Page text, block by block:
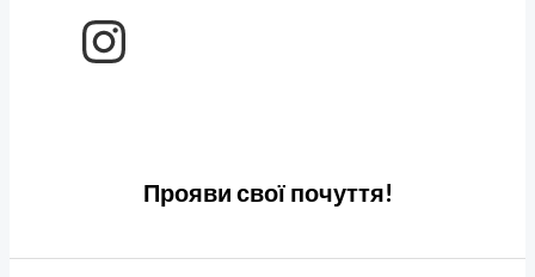
Прояви свої почуття!